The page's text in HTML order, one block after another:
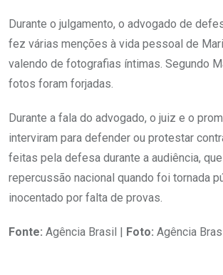
Durante o julgamento, o advogado de
fez várias menções à vida pessoal de
valendo de fotografias íntimas. Segundo
fotos foram forjadas.
Durante a fala do advogado, o juiz e o
interviram para defender ou protestar
feitas pela defesa durante a audiência,
repercussão nacional quando foi tornada
inocentado por falta de provas.
Fonte: Agência Brasil | Foto: Agência